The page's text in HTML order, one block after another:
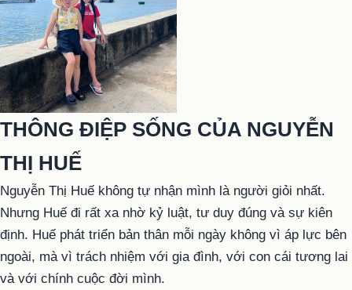
THÔNG ĐIỆP SỐNG CỦA NGUYỄN
THỊ HUẾ
Nguyễn Thị Huế không tự nhận mình là người giỏi nhất.
Nhưng Huế đi rất xa nhờ kỷ luật, tư duy đúng và sự kiên
định. Huế phát triển bản thân mỗi ngày không vì áp lực bên
ngoài, mà vì trách nhiệm với gia đình, với con cái tương lai
và với chính cuộc đời mình.